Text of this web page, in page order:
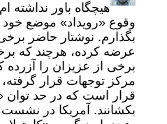
هیچگاه باور
وقوع «رویداد» موضع خود
بگذارم. نوشتار حاضر برخی
عرضه کرده، هرچند که
برخی از عزیزان را آزرده
مرکز توجهات قرار
قرار است که در حد توان
بکشانند. آمریکا در